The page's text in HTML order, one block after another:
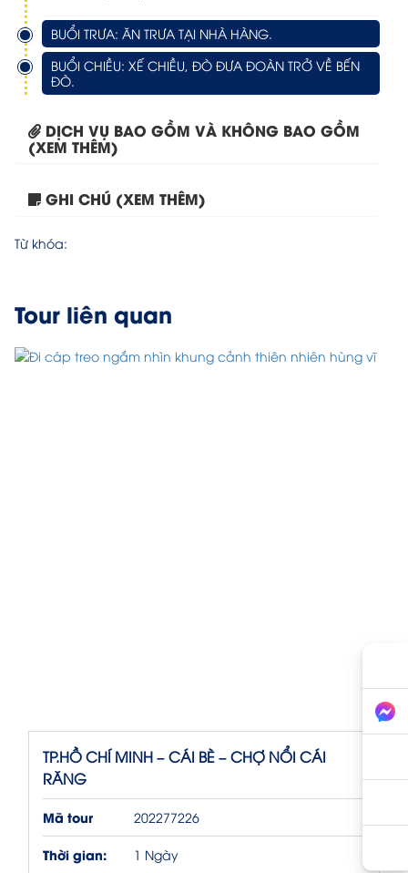
BUỔI TRƯA: ĂN TRƯA TẠI NHÀ HÀNG.
BUỔI CHIỀU: XẾ CHIỀU, ĐÒ ĐƯA ĐOÀN TRỞ VỀ BẾN
ĐÒ.
DỊCH VỤ BAO GỒM VÀ KHÔNG BAO GỒM
(XEM THÊM)
GHI CHÚ (XEM THÊM)
Từ khóa:
Tour liên quan
Tour HCM- Phú Quốc- KDL...
TP.HỒ CHÍ MINH – CÁI BÈ – CHỢ NỔI CÁI
RĂNG
Mã tour 202277226
Thời gian: 1 Ngày